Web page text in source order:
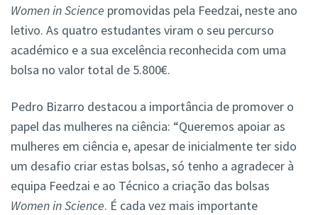
Women in Science promovidas pela Feedzai, neste ano
letivo. As quatro estudantes viram o seu percurso
académico e a sua excelência reconhecida com uma
bolsa no valor total de 5.800€.
Pedro Bizarro destacou a importância de promover o
papel das mulheres na ciência: “Queremos apoiar as
mulheres em ciência e, apesar de inicialmente ter sido
um desafio criar estas bolsas, só tenho a agradecer à
equipa Feedzai e ao Técnico a criação das bolsas
Women in Science. É cada vez mais importante